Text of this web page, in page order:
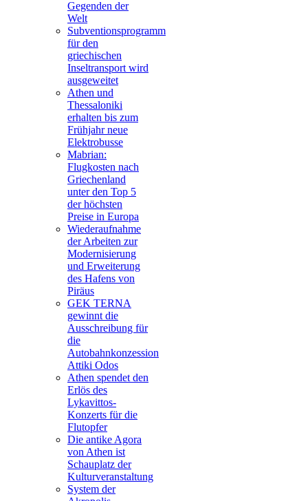
Gegenden der
Welt
Subventionsprogramm
für den
griechischen
Inseltransport wird
ausgeweitet
Athen und
Thessaloniki
erhalten bis zum
Frühjahr neue
Elektrobusse
Mabrian:
Flugkosten nach
Griechenland
unter den Top 5
der höchsten
Preise in Europa
Wiederaufnahme
der Arbeiten zur
Modernisierung
und Erweiterung
des Hafens von
Piräus
GEK TERNA
gewinnt die
Ausschreibung für
die
Autobahnkonzession
Attiki Odos
Athen spendet den
Erlös des
Lykavittos-
Konzerts für die
Flutopfer
Die antike Agora
von Athen ist
Schauplatz der
Kulturveranstaltung
System der